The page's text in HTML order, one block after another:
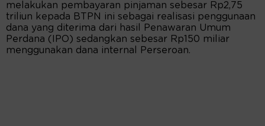
melakukan pembayaran pinjaman sebesar Rp2,75
triliun kepada BTPN ini sebagai realisasi penggunaan
dana yang diterima dari hasil Penawaran Umum
Perdana (IPO) sedangkan sebesar Rp150 miliar
menggunakan dana internal Perseroan.